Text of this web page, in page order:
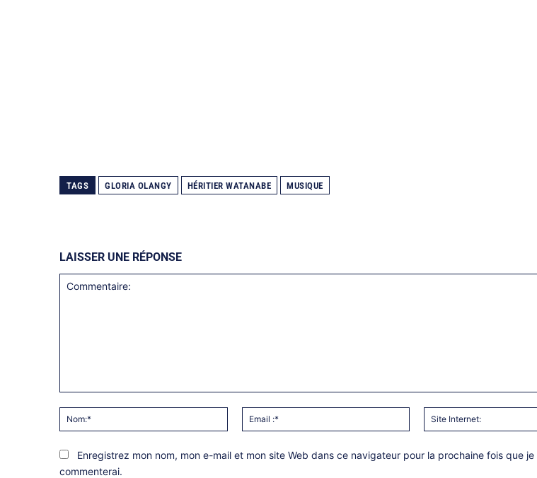
TAGS GLORIA OLANGY HÉRITIER WATANABE MUSIQUE
LAISSER UNE RÉPONSE
Nom:*
Email
:*
Enregistrez mon nom, mon e-mail et mon site Web dans ce navigateur pour la prochaine fois que je
commenterai.